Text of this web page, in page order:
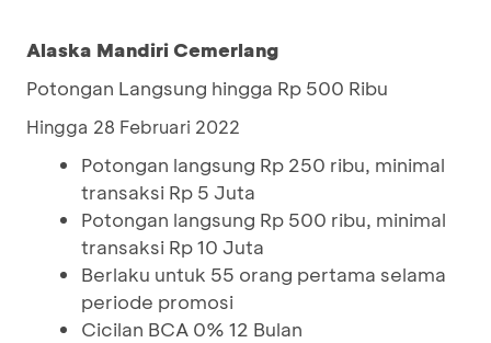
Alaska Mandiri Cemerlang
Potongan Langsung hingga Rp 500 Ribu
Hingga 28 Februari 2022
Potongan langsung Rp 250 ribu, minimal
transaksi Rp 5 Juta
Potongan langsung Rp 500 ribu, minimal
transaksi Rp 10 Juta
Berlaku untuk 55 orang pertama selama
periode promosi
Cicilan BCA 0% 12 Bulan